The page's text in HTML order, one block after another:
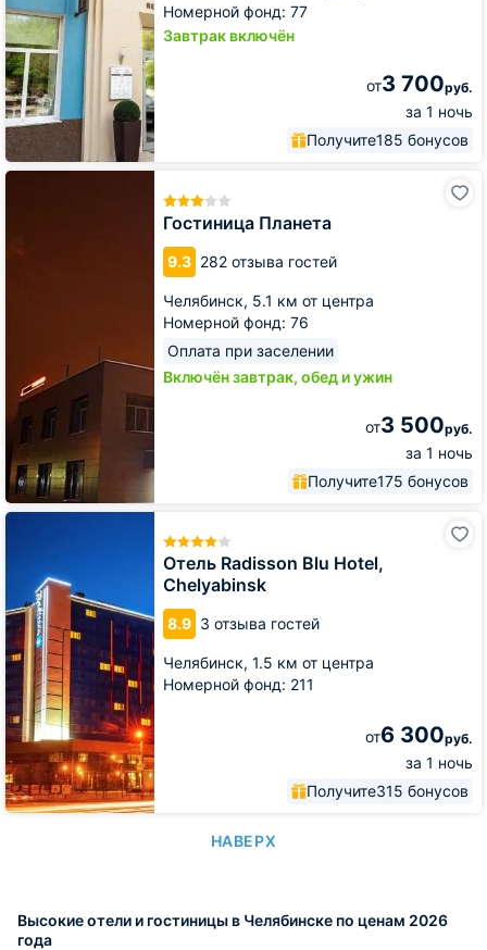
Номерной фонд: 77
Завтрак включён
от3 700руб.
за 1 ночь
Получите185 бонусов
Гостиница Планета
9.3 282 отзыва гостей
Челябинск, 5.1 км от центра
Номерной фонд: 76
Оплата при заселении
Включён завтрак, обед и ужин
от3 500руб.
за 1 ночь
Получите175 бонусов
Гостиница
Отель Radisson Blu Hotel,
Chelyabinsk
8.9 3 отзыва гостей
Челябинск, 1.5 км от центра
Номерной фонд: 211
от6 300руб.
за 1 ночь
Получите315 бонусов
Отель
Chelyabinsk
НАВЕРХ
Высокие отели и гостиницы в Челябинске по ценам 2026
года